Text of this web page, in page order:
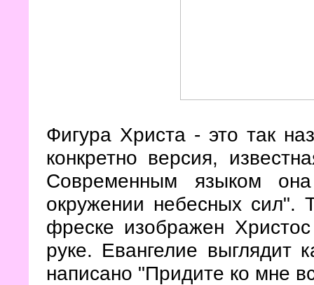
Фигура Христа - это так
конкретно версия,
Современным языком
окружении небесных сил".
фреске изображен
руке. Евангелие выглядит
написано "Придите ко мне